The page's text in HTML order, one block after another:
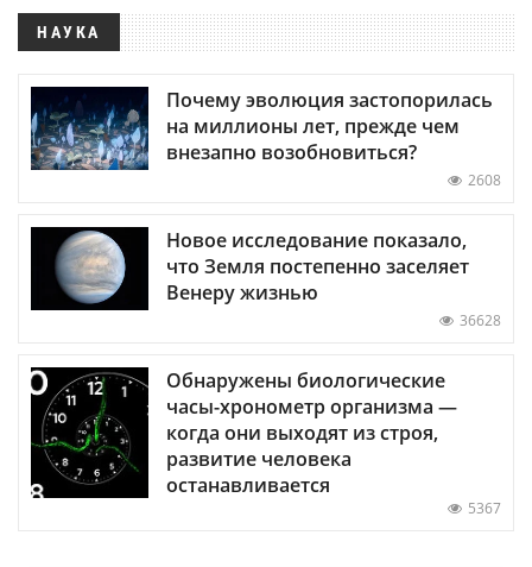
НАУКА
Почему эволюция застопорилась
на миллионы лет, прежде чем
внезапно возобновиться?
2608
Новое исследование показало,
что Земля постепенно заселяет
Венеру жизнью
36628
Обнаружены биологические
часы-хронометр организма —
когда они выходят из строя,
развитие человека
останавливается
5367